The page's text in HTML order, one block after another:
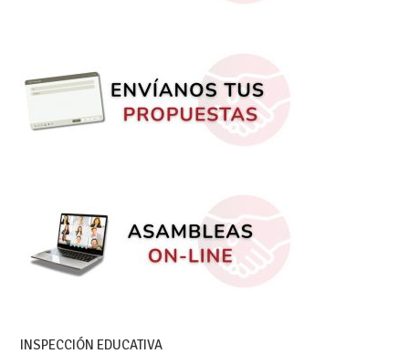
INSPECCIÓN EDUCATIVA